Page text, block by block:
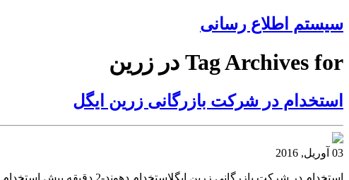
سیستم اطلاع رسانی
Tag Archives for در زرین
استخدام در شرکت بازرگانی زرین ایگل
03 آوریل, 2016
استخدام در شرکت بازرگانی زرین ایگلاستخدام دهوند-2 دقیقه پیش استخدام در شرکت بازرگانی زرین ایگل استخدام دهوند-2 دقیقه پیشاستخدام در شرکت بازرگانی زرین ایگل خرید بک لینک